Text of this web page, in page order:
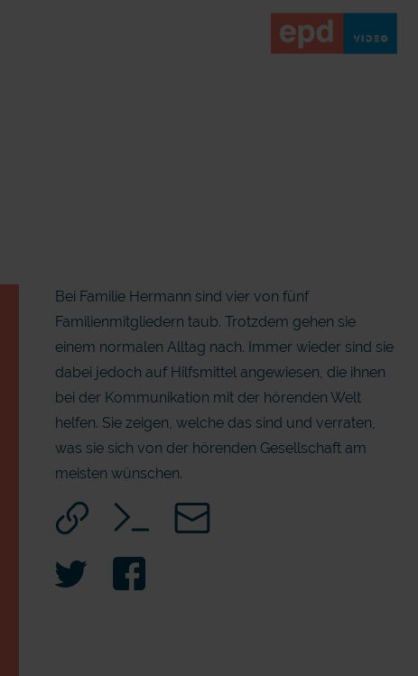
Bei Familie Hermann sind vier von fünf
Familienmitgliedern taub. Trotzdem gehen sie
einem normalen Alltag nach. Immer wieder sind sie
dabei jedoch auf Hilfsmittel angewiesen, die ihnen
bei der Kommunikation mit der hörenden Welt
helfen. Sie zeigen, welche das sind und verraten,
was sie sich von der hörenden Gesellschaft am
meisten wünschen.